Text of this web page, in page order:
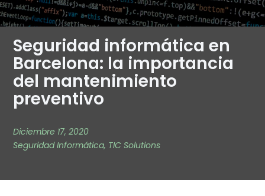
Seguridad informática en
Barcelona: la importancia
del mantenimiento
preventivo
Diciembre 17, 2020
Seguridad Informática, TIC Solutions